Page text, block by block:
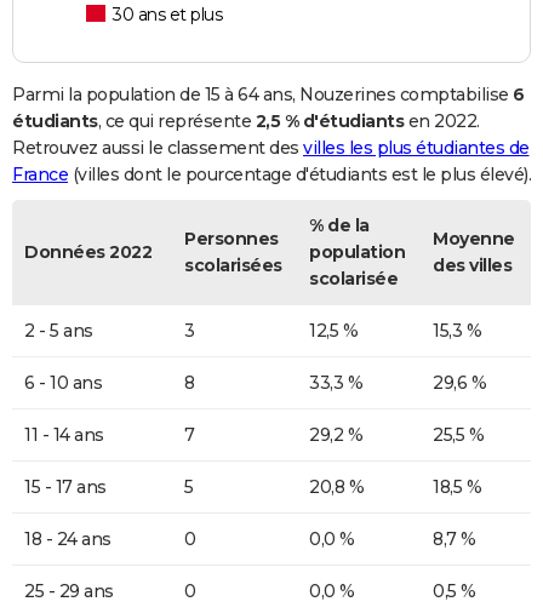
30 ans et plus
Parmi la population de 15 à 64 ans, Nouzerines comptabilise 6
étudiants, ce qui représente 2,5 % d'étudiantsen 2022.
Retrouvez aussi le classement des villes les plus étudiantes de
France (villes dont le pourcentage d'étudiants est le plus élevé).
Données 2022
Personnes
scolarisées
% de la
population
scolarisée
Moyenne
des villes
2 - 5 ans 3 12,5 % 15,3 %
6 - 10 ans 8 33,3 % 29,6 %
11 - 14 ans 7 29,2 % 25,5 %
15 - 17 ans 5 20,8 % 18,5 %
18 - 24 ans 0 0,0 % 8,7 %
25 - 29 ans 0 0,0 % 0,5 %